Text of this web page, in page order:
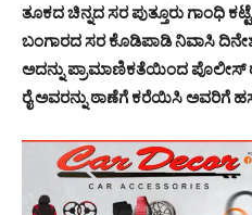
ತೂಕದ ಚಿನ್ನದ ಸರ ಪುತ್ತೂರು ಗಾಂಧಿ
ಬಂಗಾರದ ಸರ ಕೊಡಿಪಾಡಿ ನಿವಾಸಿ
ಅದನ್ನು ಪ್ರಾಮಾಣಿಕತೆಯಿಂದ ಪೊಲೀಸ್
ರೈ ಅವರನ್ನು ಠಾಣೆಗೆ ಕರೆಯಿಸಿ ಅವರಿಗೆ